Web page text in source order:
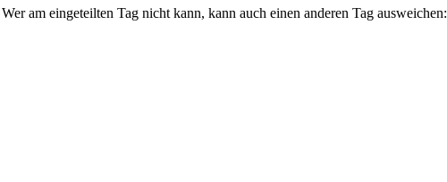
am eingeteilten Tag nicht kann, kann auch einen anderen Tag ausweichen: